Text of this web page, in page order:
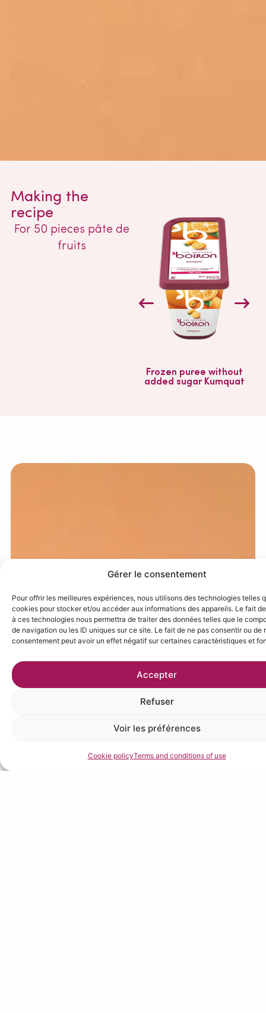
Gérer le consentement
Pour offrir les meilleures expériences, nous utilisons des technologies telles
cookies pour stocker et/ou accéder aux informations des appareils. Le fait
à ces technologies nous permettra de traiter des données telles que le
de navigation ou les ID uniques sur ce site. Le fait de ne pas consentir ou de
consentement peut avoir un effet négatif sur certaines caractéristiques et
Accepter
Refuser
Voir les préférences
Cookie policyTerms and conditions of use
Making the
recipe
For 50 pieces pâte de
fruits
Frozen puree without
added sugar Kumquat